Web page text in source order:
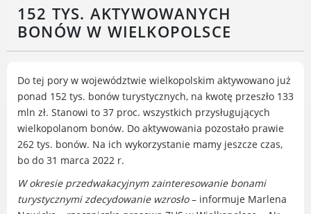
BEZPIECZEŃSTWO
Zdrowie
WYBORY
Likwidacja barier - seniorzy i osoby z
niepełnosprawnościami
MIASTO LUBOŃ
152 TYS. AKTYWOWANYCH
BONÓW W WIELKOPOLSCE
Do tej pory w województwie wielkopolskim aktywowano już
ponad 152 tys. bonów turystycznych, na kwotę przeszło 133
mln zł. Stanowi to 37 proc. wszystkich przysługujących
wielkopolanom bonów. Do aktywowania pozostało prawie
262 tys. bonów. Na ich wykorzystanie mamy jeszcze czas,
bo do 31 marca 2022 r.
W okresie przedwakacyjnym zainteresowanie bonami
turystycznymi zdecydowanie wzrosło– informuje Marlena